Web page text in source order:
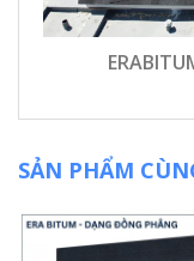
SẢN PHẨM